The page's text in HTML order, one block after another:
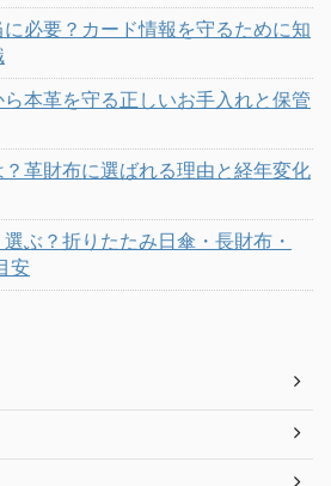
必要？カード情報を守るために知
本革を守る正しいお手入れと保管
革財布に選ばれる理由と経年変化
ぶ？折りたたみ日傘・長財布・
安